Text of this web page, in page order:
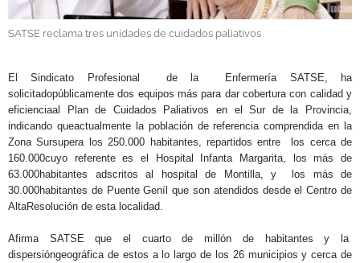
SATSE reclama tres unidades de cuidados paliativos
El Sindicato Profesional de la Enfermería SATSE, ha
solicitadopúblicamente dos equipos más para dar cobertura con calidad y
eficienciaal Plan de Cuidados Paliativos en el Sur de la Provincia,
indicando queactualmente la población de referencia comprendida en la
Zona Sursupera los 250.000 habitantes, repartidos entre los cerca de
160.000cuyo referente es el Hospital Infanta Margarita, los más de
63.000habitantes adscritos al hospital de Montilla, y los más de
30.000habitantes de Puente Geníl que son atendidos desde el Centro de
AltaResolución de esta localidad.
Afirma SATSE que el cuarto de millón de habitantes y la
dispersióngeográfica de estos a lo largo de los 26 municipios y cerca de